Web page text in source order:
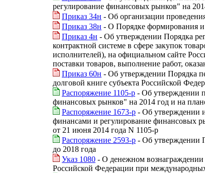
регулирование финансовых рынков" на
Приказ 34н - Об организации
Приказ 38н - О Порядке формирования и
Приказ 4н - Об утверждении Порядка
контрактной системе в сфере закупок
исполнителей), на официальном сайте
поставки товаров, выполнение работ,
Приказ 60н - Об утверждении Порядка
долговой книге субъекта Российской
Распоряжение 1105-р - Об утверждении
финансовых рынков" на 2014 год и на
Распоряжение 1673-р - Об утверждении
финансами и регулирование финансовых
от 21 июня 2014 года N 1105-р
Распоряжение 2593-р - Об утверждении
до 2018 года
Указ 1080 - О денежном вознаграждении
Российской Федерации при